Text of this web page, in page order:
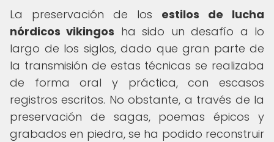
La preservación de los estilos de lucha
nórdicos vikingos ha sido un desafío a lo
largo de los siglos, dado que gran parte de
la transmisión de estas técnicas se realizaba
de forma oral y práctica, con escasos
registros escritos. No obstante, a través de la
preservación de sagas, poemas épicos y
grabados en piedra, se ha podido reconstruir